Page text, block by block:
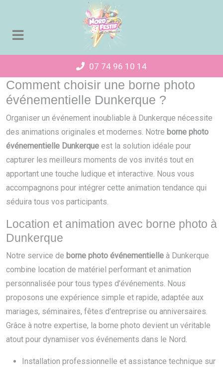
07 74 96 10 14
Comment choisir une borne photo
événementielle Dunkerque ?
Organiser un événement inoubliable à Dunkerque nécessite
des animations originales et modernes. Notre borne photo
événementielle Dunkerque est la solution idéale pour
capturer les meilleurs moments de vos invités tout en
apportant une touche ludique et interactive. Nous vous
accompagnons pour intégrer cette animation tendance qui
séduira tous vos participants.
Location et animation avec borne photo à
Dunkerque
Notre service de borne photo événementielle à Dunkerque
combine location de matériel performant et animation
personnalisée pour tous types d’événements. Nous
proposons une expérience simple et rapide, adaptée aux
mariages, séminaires, fêtes d’entreprise ou anniversaires.
Grâce à notre expertise, la borne photo devient un véritable
atout pour dynamiser vos événements dans le Nord.
Installation professionnelle et assistance technique sur
Panneau de gestion des cookies